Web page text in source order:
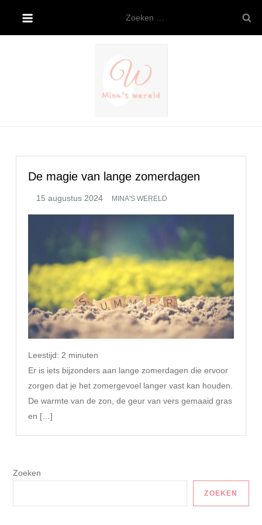
de
naar:
De magie van lange zomerdagen
MINA'S WERELD
Leestijd: 2 minuten
Er is iets bijzonders aan lange zomerdagen die ervoor
zorgen dat je het zomergevoel langer vast kan houden.
De warmte van de zon, de geur van vers gemaaid gras
en […]
Zoeken
ZOEKEN